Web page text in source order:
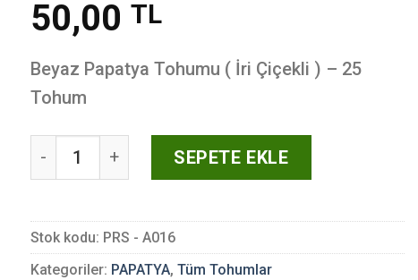
50,00 TL
Beyaz Papatya Tohumu ( İri Çiçekli ) – 25
Tohum
Beyaz Papatya Tohumu ( İri Çiçekli ) - 25 Tohum adet
SEPETE EKLE
Stok kodu: PRS - A016
Kategoriler: PAPATYA, Tüm Tohumlar